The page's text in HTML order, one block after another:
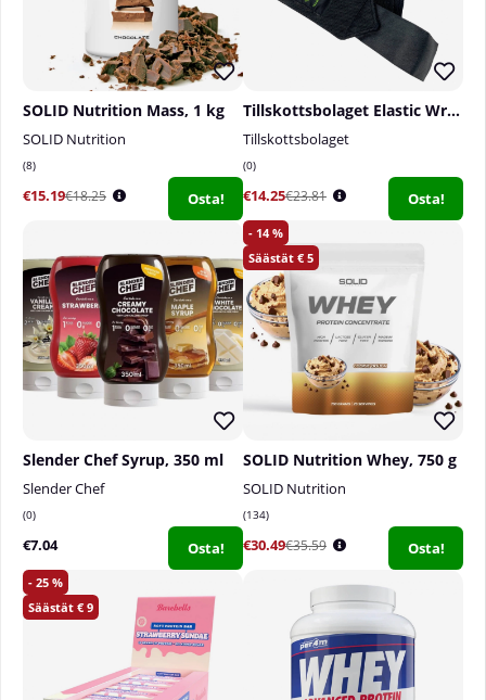
SOLID Nutrition Mass, 1 kg
SOLID Nutrition
8
€15.19€18.25 Osta!
Tillskottsbolaget Elastic Wrist Wraps
Tillskottsbolaget
0
€14.25€23.81 Osta!
Slender Chef Syrup, 350 ml
Slender Chef
0
€7.04 Osta!
14
5
SOLID Nutrition Whey, 750 g
SOLID Nutrition
134
€30.49€35.59 Osta!
25
9